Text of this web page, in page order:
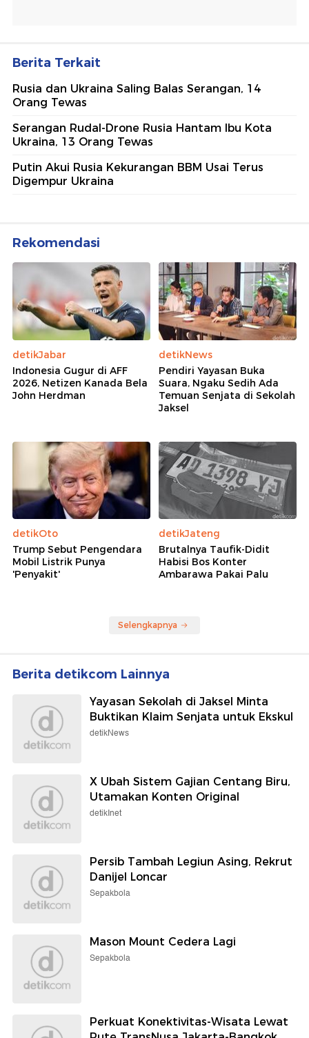
Berita Terkait
Rusia dan Ukraina Saling Balas Serangan, 14
Orang Tewas
Serangan Rudal-Drone Rusia Hantam Ibu Kota
Ukraina, 13 Orang Tewas
Putin Akui Rusia Kekurangan BBM Usai Terus
Digempur Ukraina
Rekomendasi
detikJabar
Indonesia Gugur di AFF
2026, Netizen Kanada Bela
John Herdman
detikNews
Pendiri Yayasan Buka
Suara, Ngaku Sedih Ada
Temuan Senjata di Sekolah
Jaksel
detikOto
Trump Sebut Pengendara
Mobil Listrik Punya
'Penyakit'
detikJateng
Brutalnya Taufik-Didit
Habisi Bos Konter
Ambarawa Pakai Palu
Selengkapnya
Berita detikcom Lainnya
Yayasan Sekolah di Jaksel Minta
Buktikan Klaim Senjata untuk Ekskul
detikNews
X Ubah Sistem Gajian Centang Biru,
Utamakan Konten Original
detikInet
Persib Tambah Legiun Asing, Rekrut
Danijel Loncar
Sepakbola
Mason Mount Cedera Lagi
Sepakbola
Perkuat Konektivitas-Wisata Lewat